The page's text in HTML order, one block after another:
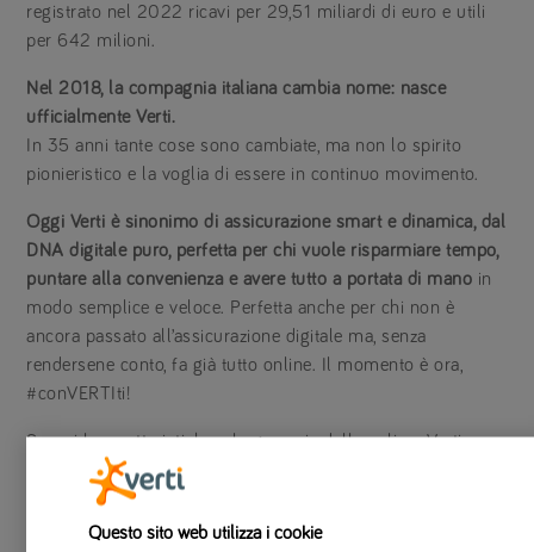
registrato nel 2022 ricavi per 29,51 miliardi di euro e utili
per 642 milioni.
Nel 2018, la compagnia italiana cambia nome: nasce
ufficialmente Verti.
In 35 anni tante cose sono cambiate, ma non lo spirito
pionieristico e la voglia di essere in continuo movimento.
Oggi Verti è sinonimo di assicurazione smart e dinamica, dal
DNA digitale puro, perfetta per chi vuole risparmiare tempo,
puntare alla convenienza e avere tutto a portata di mano in
modo semplice e veloce. Perfetta anche per chi non è
ancora passato all’assicurazione digitale ma, senza
rendersene conto, fa già tutto online. Il momento è ora,
#conVERTIti!
Scopri le caratteristiche e le garanzie delle polizze Verti:
assicurazione auto
assicurazione moto
assicurazione furgone
Questo sito web utilizza i cookie